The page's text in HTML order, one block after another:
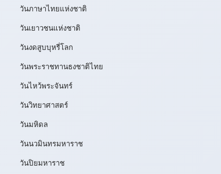
วันภาษาไทยแห่งชาติ
วันเยาวชนแห่งชาติ
วันงดสูบบุหรี่โลก
วันพระราชทานธงชาติไทย
วันไหว้พระจันทร์​
วันวิทยาศาสตร์
วันมหิดล
วันนวมินทรมหาราช
วันปิยมหาราช